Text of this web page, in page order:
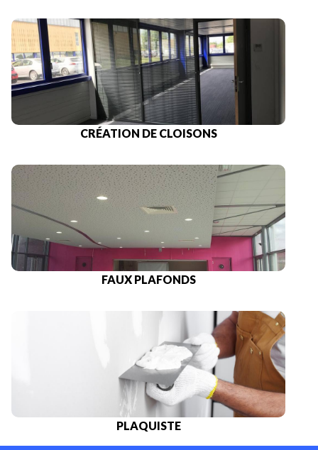
CRÉATION DE CLOISONS
FAUX PLAFONDS
PLAQUISTE